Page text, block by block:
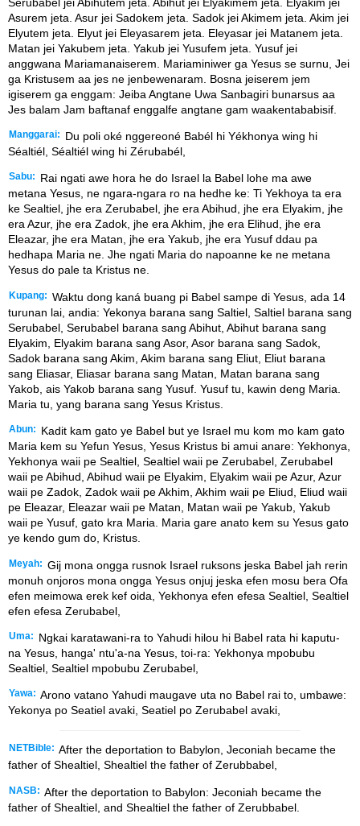
Asurem jeta. Asur jei Sadokem jeta. Sadok jei Akimem jeta. Akim jei
Elyutem jeta. Elyut jei Eleyasarem jeta. Eleyasar jei Matanem jeta.
Matan jei Yakubem jeta. Yakub jei Yusufem jeta. Yusuf jei
anggwana Mariamanaiserem. Mariaminiwer ga Yesus se surnu, Jei
ga Kristusem aa jes ne jenbewenaram. Bosna jeiserem jem
igiserem ga enggam: Jeiba Angtane Uwa Sanbagiri bunarsus aa
Jes balam Jam baftanaf enggalfe angtane gam waakentababisif.
Manggarai:
Du poli oké nggereoné Babél hi Yékhonya wing hi
Séaltiél, Séaltiél wing hi Zérubabél,
Sabu:
Rai ngati awe hora he do Israel la Babel lohe ma awe
metana Yesus, ne ngara-ngara ro na hedhe ke: Ti Yekhoya ta era
ke Sealtiel, jhe era Zerubabel, jhe era Abihud, jhe era Elyakim, jhe
era Azur, jhe era Zadok, jhe era Akhim, jhe era Elihud, jhe era
Eleazar, jhe era Matan, jhe era Yakub, jhe era Yusuf ddau pa
hedhapa Maria ne. Jhe ngati Maria do napoanne ke ne metana
Yesus do pale ta Kristus ne.
Kupang: Waktu dong kaná buang pi Babel sampe di Yesus, ada 14
turunan lai, andia: Yekonya barana sang Saltiel, Saltiel barana sang
Serubabel, Serubabel barana sang Abihut, Abihut barana sang
Elyakim, Elyakim barana sang Asor, Asor barana sang Sadok,
Sadok barana sang Akim, Akim barana sang Eliut, Eliut barana
sang Eliasar, Eliasar barana sang Matan, Matan barana sang
Yakob, ais Yakob barana sang Yusuf. Yusuf tu, kawin deng Maria.
Maria tu, yang barana sang Yesus Kristus.
Abun:
Kadit kam gato ye Babel but ye Israel mu kom mo kam gato
Maria kem su Yefun Yesus, Yesus Kristus bi amui anare: Yekhonya,
Yekhonya waii pe Sealtiel, Sealtiel waii pe Zerubabel, Zerubabel
waii pe Abihud, Abihud waii pe Elyakim, Elyakim waii pe Azur, Azur
waii pe Zadok, Zadok waii pe Akhim, Akhim waii pe Eliud, Eliud waii
pe Eleazar, Eleazar waii pe Matan, Matan waii pe Yakub, Yakub
waii pe Yusuf, gato kra Maria. Maria gare anato kem su Yesus gato
ye kendo gum do, Kristus.
Meyah: Gij mona ongga rusnok Israel ruksons jeska Babel jah rerin
monuh onjoros mona ongga Yesus onjuj jeska efen mosu bera Ofa
efen meimowa erek kef oida, Yekhonya efen efesa Sealtiel, Sealtiel
efen efesa Zerubabel,
Uma:
Ngkai karatawani-ra to Yahudi hilou hi Babel rata hi kaputu-
na Yesus, hanga' ntu'a-na Yesus, toi-ra: Yekhonya mpobubu
Sealtiel, Sealtiel mpobubu Zerubabel,
Yawa: Arono vatano Yahudi maugave uta no Babel rai to, umbawe:
Yekonya po Seatiel avaki, Seatiel po Zerubabel avaki,
NETBible: After the deportation to Babylon, Jeconiah became the
father of Shealtiel, Shealtiel the father of Zerubbabel,
NASB: After the deportation to Babylon: Jeconiah became the
father of Shealtiel, and Shealtiel the father of Zerubbabel.